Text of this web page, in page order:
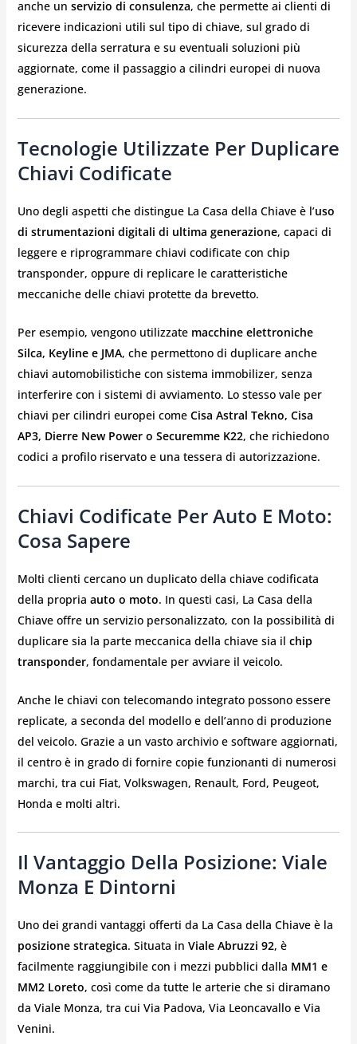
anche un servizio di consulenza, che permette ai clienti di
ricevere indicazioni utili sul tipo di chiave, sul grado di
sicurezza della serratura e su eventuali soluzioni più
aggiornate, come il passaggio a cilindri europei di nuova
generazione.
Tecnologie Utilizzate Per Duplicare
Chiavi Codificate
Uno degli aspetti che distingue La Casa della Chiave è l’uso
di strumentazioni digitali di ultima generazione, capaci di
leggere e riprogrammare chiavi codificate con chip
transponder, oppure di replicare le caratteristiche
meccaniche delle chiavi protette da brevetto.
Per esempio, vengono utilizzate macchine elettroniche
Silca, Keyline e JMA, che permettono di duplicare anche
chiavi automobilistiche con sistema immobilizer, senza
interferire con i sistemi di avviamento. Lo stesso vale per
chiavi per cilindri europei come Cisa Astral Tekno, Cisa
AP3, Dierre New Power o Securemme K22, che richiedono
codici a profilo riservato e una tessera di autorizzazione.
Chiavi Codificate Per Auto E Moto:
Cosa Sapere
Molti clienti cercano un duplicato della chiave codificata
della propria auto o moto. In questi casi, La Casa della
Chiave offre un servizio personalizzato, con la possibilità di
duplicare sia la parte meccanica della chiave sia il chip
transponder, fondamentale per avviare il veicolo.
Anche le chiavi con telecomando integrato possono essere
replicate, a seconda del modello e dell’anno di produzione
del veicolo. Grazie a un vasto archivio e software aggiornati,
il centro è in grado di fornire copie funzionanti di numerosi
marchi, tra cui Fiat, Volkswagen, Renault, Ford, Peugeot,
Honda e molti altri.
Il Vantaggio Della Posizione: Viale
Monza E Dintorni
Uno dei grandi vantaggi offerti da La Casa della Chiave è la
posizione strategica. Situata in Viale Abruzzi 92, è
facilmente raggiungibile con i mezzi pubblici dalla MM1 e
MM2 Loreto, così come da tutte le arterie che si diramano
da Viale Monza, tra cui Via Padova, Via Leoncavallo e Via
Venini.